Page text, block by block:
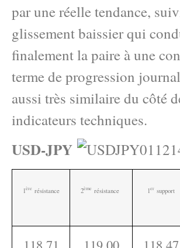
par une réelle tendance,
glissement baissier qui
finalement la paire à une
terme de progression
aussi très similaire du côté
indicateurs techniques.
USD-JPY
1ère résistance 2ème résistance 1er support
118.71 119.00 118.47